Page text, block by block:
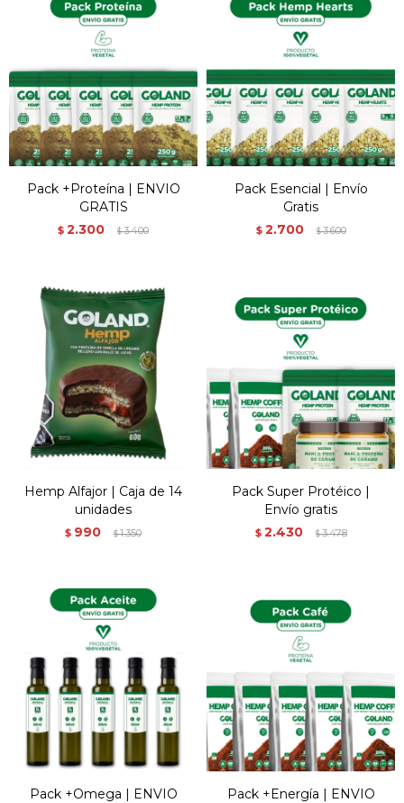
Pack +Proteína | ENVIO
GRATIS
$ 2.300 $3.400
Pack Esencial | Envío
Gratis
$ 2.700 $3.600
Hemp Alfajor | Caja de 14
unidades
$ 990 $1.350
Pack Super Protéico |
Envío gratis
$ 2.430 $3.478
Pack +Omega | ENVIO
Pack +Energía | ENVIO